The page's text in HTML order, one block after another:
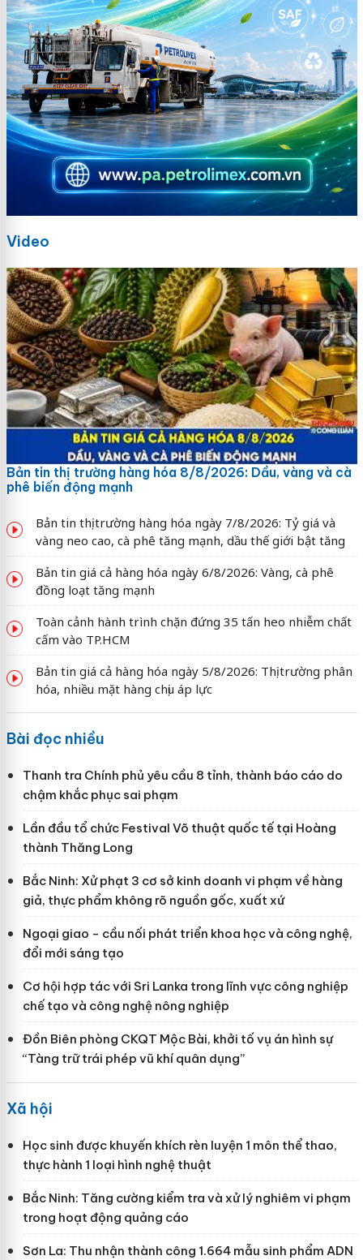
Video
Bản tin thị trường hàng hóa 8/8/2026: Dầu, vàng và cà
phê biến động mạnh
Bản tin thị trường hàng hóa ngày 7/8/2026: Tỷ giá và
vàng neo cao, cà phê tăng mạnh, dầu thế giới bật tăng
Bản tin giá cả hàng hóa ngày 6/8/2026: Vàng, cà phê
đồng loạt tăng mạnh
Toàn cảnh hành trình chặn đứng 35 tấn heo nhiễm chất
cấm vào TP.HCM
Bản tin giá cả hàng hóa ngày 5/8/2026: Thị trường phân
hóa, nhiều mặt hàng chịu áp lực
Bài đọc nhiều
Thanh tra Chính phủ yêu cầu 8 tỉnh, thành báo cáo do
chậm khắc phục sai phạm
Lần đầu tổ chức Festival Võ thuật quốc tế tại Hoàng
thành Thăng Long
Bắc Ninh: Xử phạt 3 cơ sở kinh doanh vi phạm về hàng
giả, thực phẩm không rõ nguồn gốc, xuất xứ
Ngoại giao - cầu nối phát triển khoa học và công nghệ,
đổi mới sáng tạo
Cơ hội hợp tác với Sri Lanka trong lĩnh vực công nghiệp
chế tạo và công nghệ nông nghiệp
Đồn Biên phòng CKQT Mộc Bài, khởi tố vụ án hình sự
“Tàng trữ trái phép vũ khí quân dụng”
Xã hội
Học sinh được khuyến khích rèn luyện 1 môn thể thao,
thực hành 1 loại hình nghệ thuật
Bắc Ninh: Tăng cường kiểm tra và xử lý nghiêm vi phạm
trong hoạt động quảng cáo
Sơn La: Thu nhận thành công 1.664 mẫu sinh phẩm ADN